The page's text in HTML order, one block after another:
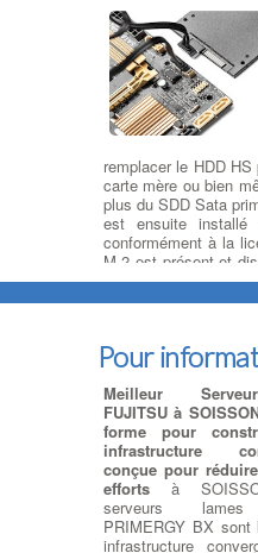
remplacer le HDD
carte mère ou bien
plus du SDD Sata
est ensuite
conformément à la
M.2 est présent et
2 versions (SATA
carte mère. à
Dépanner ou
carte graphique:
Carte
ordinateur PC à
peut avoir
cartes graphiques
intégrées et dédiées,
devons choisir
carte utiliser en
Pour
Meilleur
FUJITSU à
forme pour
infrastructure
conçue pour
efforts à
serveurs
PRIMERGY BX sont
infrastructure